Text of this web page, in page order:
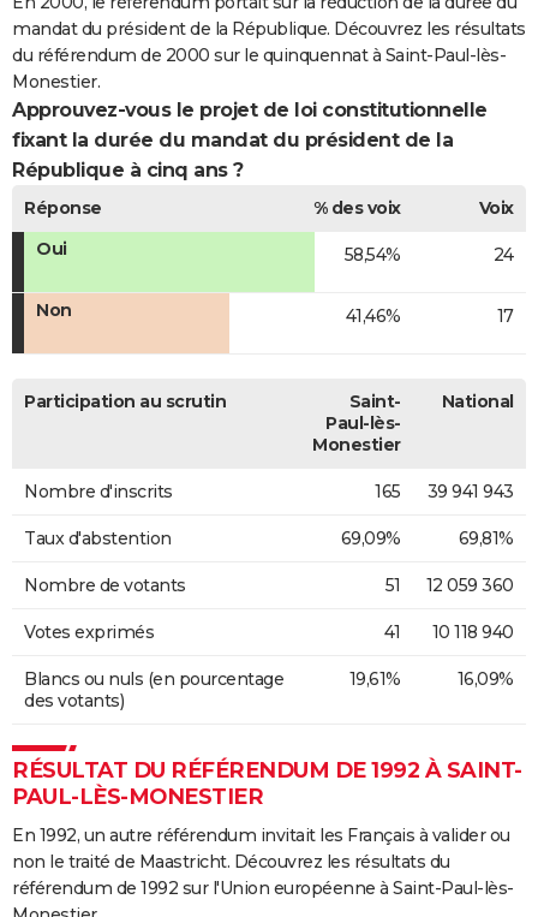
mandat du président de la République. Découvrez les résultats
du référendum de 2000 sur le quinquennat à Saint-Paul-lès-
Monestier.
Approuvez-vous le projet de loi constitutionnelle
fixant la durée du mandat du président de la
République à cinq ans ?
Réponse % des voix
Voix
Oui
58,54% 24
Non 41,46% 17
Participation au scrutin
Saint-
Paul-lès-
Monestier
National
Nombre d'inscrits 165 39 941 943
Taux d'abstention 69,09% 69,81%
Nombre de votants 51 12 059 360
Votes exprimés 41 10 118 940
Blancs ou nuls (en pourcentage
des votants)
19,61% 16,09%
RÉSULTAT DU RÉFÉRENDUM DE 1992 À SAINT-
PAUL-LÈS-MONESTIER
En 1992, un autre référendum invitait les Français à valider ou
non le traité de Maastricht. Découvrez les résultats du
référendum de 1992 sur l'Union européenne à Saint-Paul-lès-